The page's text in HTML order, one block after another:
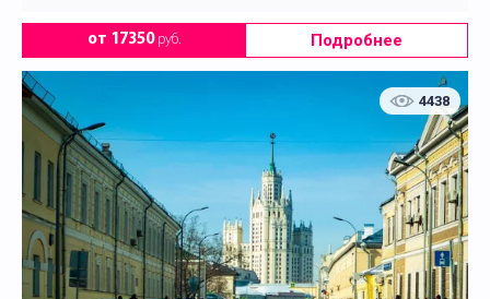
от 17350руб. Подробнее
4438